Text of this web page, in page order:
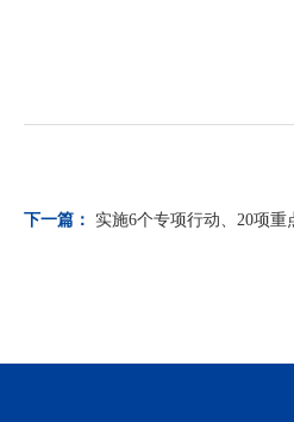
下一篇： 实施6个专项行动、20项